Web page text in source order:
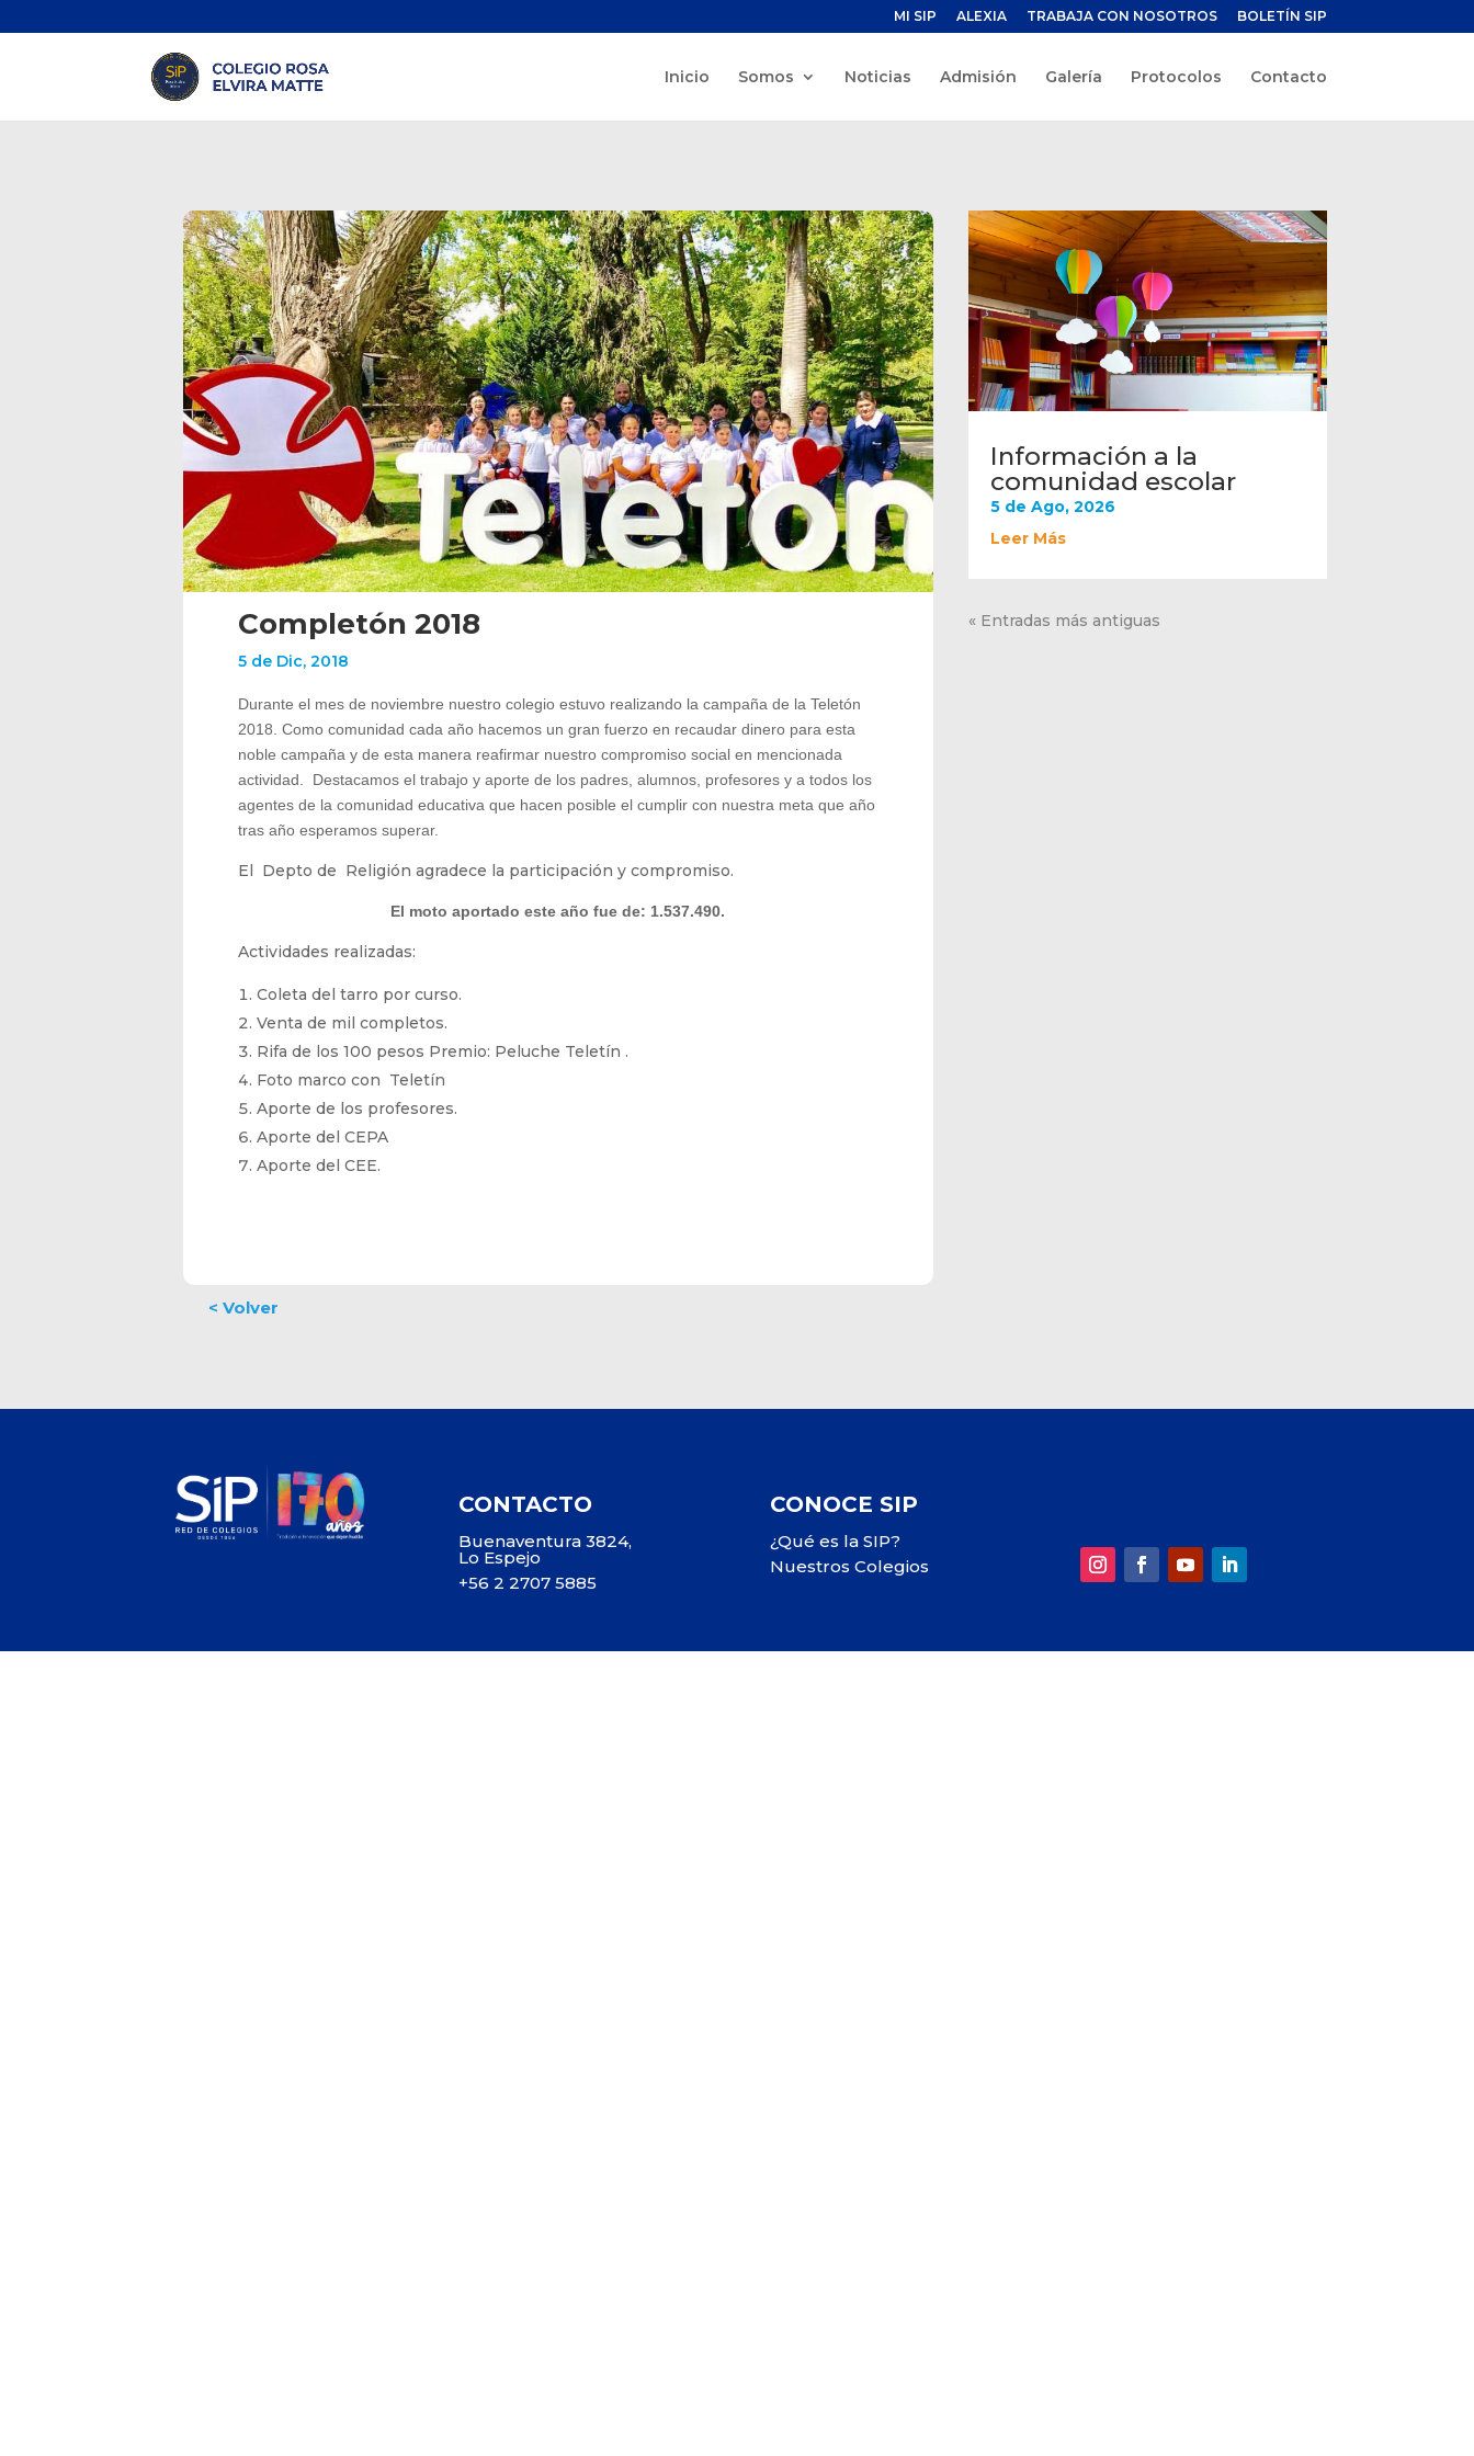
MI SIP ALEXIA TRABAJA CON NOSOTROS BOLETÍN SIP
Inicio Somos Noticias Admisión Galería Protocolos Contacto
Información a la
comunidad escolar
5 de Ago, 2026
Leer Más
« Entradas más antiguas
Completón 2018
5 de Dic, 2018
Durante el mes de noviembre nuestro colegio estuvo realizando la campaña de la Teletón
2018. Como comunidad cada año hacemos un gran fuerzo en recaudar dinero para esta
noble campaña y de esta manera reafirmar nuestro compromiso social en mencionada
actividad. Destacamos el trabajo y aporte de los padres, alumnos, profesores y a todos los
agentes de la comunidad educativa que hacen posible el cumplir con nuestra meta que año
tras año esperamos superar.
El Depto de Religión agradece la participación y compromiso.
El moto aportado este año fue de: 1.537.490.
Actividades realizadas:
Coleta del tarro por curso.
Venta de mil completos.
Rifa de los 100 pesos Premio: Peluche Teletín .
Foto marco con Teletín
Aporte de los profesores.
Aporte del CEPA
Aporte del CEE.
CONTACTO
Buenaventura 3824,
Lo Espejo
+56 2 2707 5885
CONOCE SIP
¿Qué es la SIP?
Nuestros Colegios